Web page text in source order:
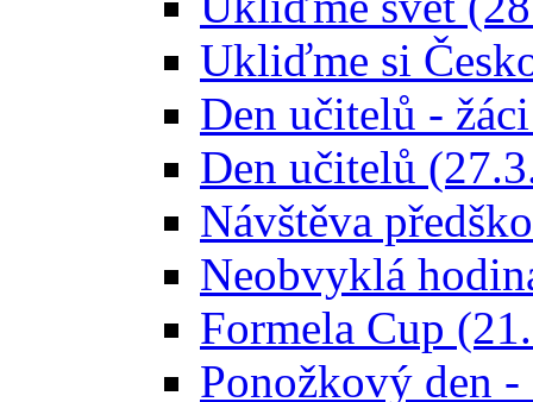
Ukliďme si
Den učitelů -
Den učitelů
Návštěva
Neobvyklá
Formela Cup
Ponožkový den